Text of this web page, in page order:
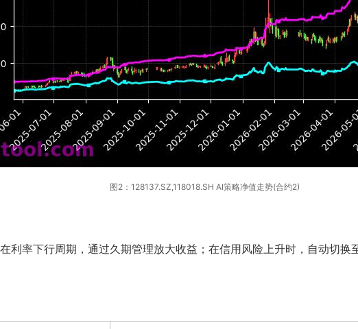
图2：128137.SZ,118018.SH AI策略净值走势(合约2)
利率下行周期，通过久期管理放大收益；在信用风险上升时，自动切